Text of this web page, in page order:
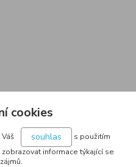
cookies
souhlas
s použitím
informace týkající se